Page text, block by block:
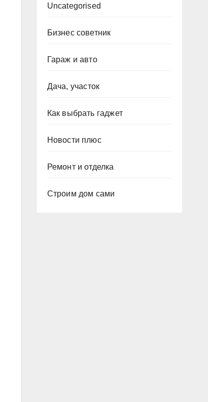
Uncategorised
Бизнес советник
Гараж и авто
Дача, участок
Как выбрать гаджет
Новости плюс
Ремонт и отделка
Строим дом сами